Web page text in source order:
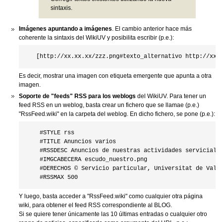
sintaxis.
Imágenes apuntando a imágenes. El cambio anterior hace más
coherente la sintaxis del WikiUV y posibilita escribir (p.e.):
Es decir, mostrar una imagen con etiqueta emergente que apunta a otra
imagen.
Soporte de "feeds" RSS para los weblogs del WikiUV. Para tener un
feed RSS en un weblog, basta crear un fichero que se llamae (p.e.)
"RssFeed.wiki" en la carpeta del weblog. En dicho fichero, se pone (p.e.):
    #STYLE rss
    #TITLE Anuncios varios
#RSSDESC Anuncios de nuestras actividades
    #IMGCABECERA escudo_nuestro.png
#DERECHOS © Servicio particular, Universitat de
Y luego, basta acceder a "RssFeed.wiki" como cualquier otra página
wiki, para obtener el feed RSS correspondiente al BLOG.
Si se quiere tener únicamente las 10 últimas entradas o cualquier otro